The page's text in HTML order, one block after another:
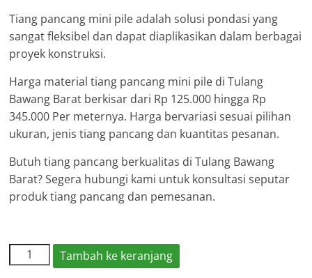
Tiang pancang mini pile adalah solusi pondasi yang
sangat fleksibel dan dapat diaplikasikan dalam berbagai
proyek konstruksi.
Harga material tiang pancang mini pile di Tulang
Bawang Barat berkisar dari Rp 125.000 hingga Rp
345.000 Per meternya. Harga bervariasi sesuai pilihan
ukuran, jenis tiang pancang dan kuantitas pesanan.
Butuh tiang pancang berkualitas di Tulang Bawang
Barat? Segera hubungi kami untuk konsultasi seputar
produk tiang pancang dan pemesanan.
Kuantitas
Harga
Tambah ke keranjang